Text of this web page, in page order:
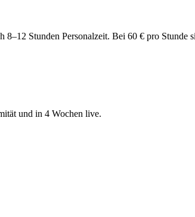
Stunden Personalzeit. Bei 60 € pro Stunde
und in 4 Wochen live.